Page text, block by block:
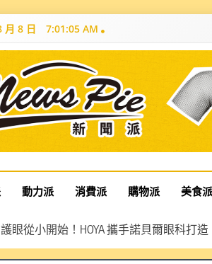
月 8 日 7:01:06 AM
Pie
新聞
動力派 消費派 購物派 美食派
護眼從小開始！HOYA 攜手諾貝爾眼科打